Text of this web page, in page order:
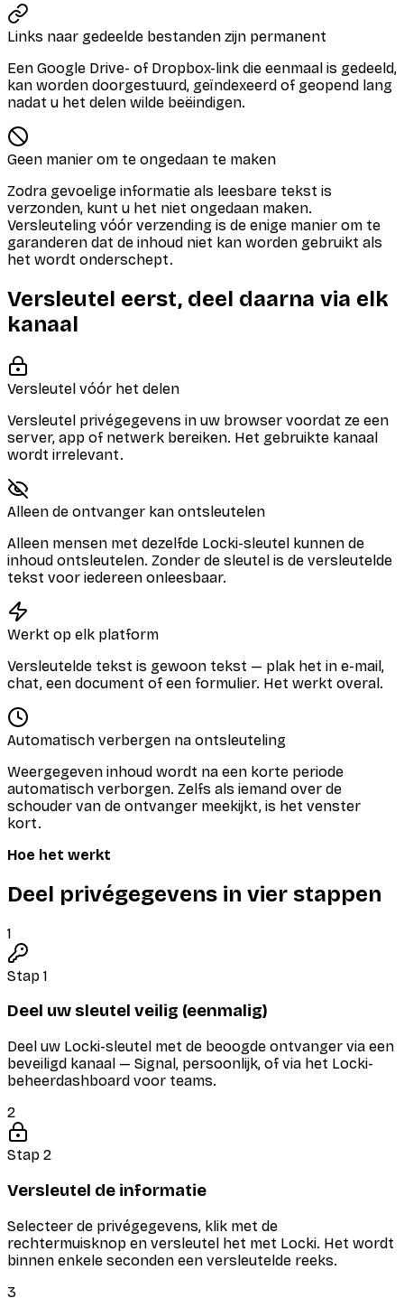
Links naar gedeelde bestanden zijn permanent
Een Google Drive- of Dropbox-link die eenmaal is gedeeld,
kan worden doorgestuurd, geïndexeerd of geopend lang
nadat u het delen wilde beëindigen.
Geen manier om te ongedaan te maken
Zodra gevoelige informatie als leesbare tekst is
verzonden, kunt u het niet ongedaan maken.
Versleuteling vóór verzending is de enige manier om te
garanderen dat de inhoud niet kan worden gebruikt als
het wordt onderschept.
Versleutel eerst, deel daarna via elk
kanaal
Versleutel vóór het delen
Versleutel privégegevens in uw browser voordat ze een
server, app of netwerk bereiken. Het gebruikte kanaal
wordt irrelevant.
Alleen de ontvanger kan ontsleutelen
Alleen mensen met dezelfde Locki-sleutel kunnen de
inhoud ontsleutelen. Zonder de sleutel is de versleutelde
tekst voor iedereen onleesbaar.
Werkt op elk platform
Versleutelde tekst is gewoon tekst — plak het in e-mail,
chat, een document of een formulier. Het werkt overal.
Automatisch verbergen na ontsleuteling
Weergegeven inhoud wordt na een korte periode
automatisch verborgen. Zelfs als iemand over de
schouder van de ontvanger meekijkt, is het venster
kort.
Hoe het werkt
Deel privégegevens in vier stappen
1
Stap 1
Deel uw sleutel veilig (eenmalig)
Deel uw Locki-sleutel met de beoogde ontvanger via een
beveiligd kanaal — Signal, persoonlijk, of via het Locki-
beheerdashboard voor teams.
2
Stap 2
Versleutel de informatie
Selecteer de privégegevens, klik met de
rechtermuisknop en versleutel het met Locki. Het wordt
binnen enkele seconden een versleutelde reeks.
3